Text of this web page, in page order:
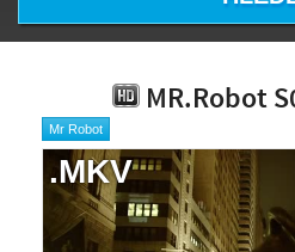
MR.Robot
Mr Robot
NÁHLED
NENÍ K
.MKV